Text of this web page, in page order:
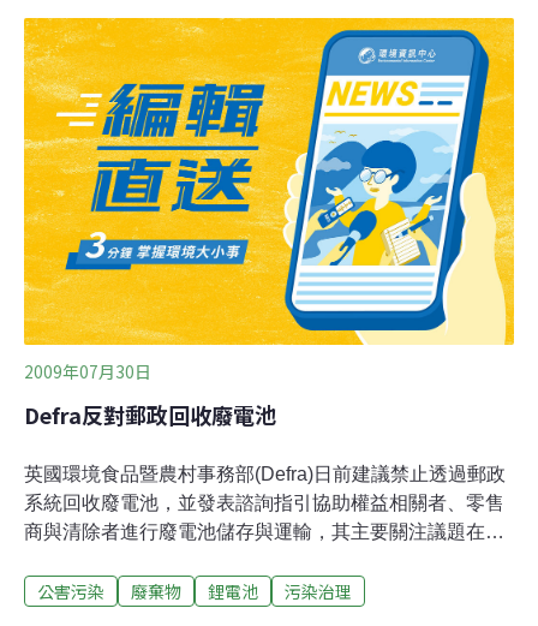
2009年07月30日
Defra反對郵政回收廢電池
英國環境食品暨農村事務部(Defra)日前建議禁止透過郵政
系統回收廢電池，並發表諮詢指引協助權益相關者、零售
商與清除者進行廢電池儲存與運輸，其主要關注議題在於
法，鋰電池歸類為危險貨物，目前禁止空運。英國運輸署
公害污染 廢棄物 鋰電池 污染治理